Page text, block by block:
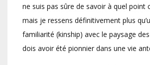
ne suis pas sûre de savoir à quel point
mais je ressens définitivement plus
familiarité (kinship) avec le paysage
dois avoir été pionnier dans une vie